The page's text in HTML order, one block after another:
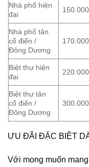
Nhà phố hiện
đại
150.000
Nhà phố tân
cổ điển /
Đông Dương
170.000
Biệt thự hiện
đại
220.000
Biệt thự tân
cổ điển /
Đông Dương
300.000
ƯU ĐÃI ĐẶC BIỆT
Với mong muốn